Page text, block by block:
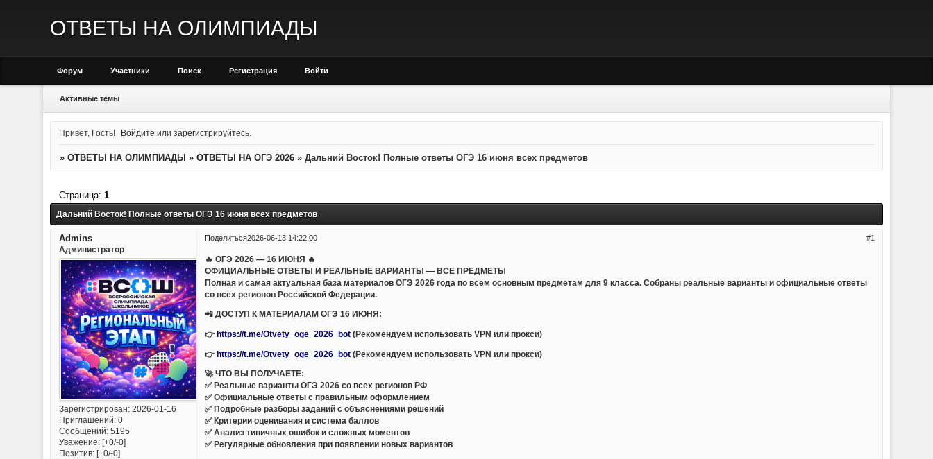
ОТВЕТЫ НА ОЛИМПИАДЫ
Форум Участники Поиск Регистрация Войти
Активные темы
Привет, Гость! Войдите илизарегистрируйтесь
» ОТВЕТЫ НА ОЛИМПИАДЫ » ОТВЕТЫ НА ОГЭ 2026 » Дальний Восток! Полные ответы ОГЭ 16 июня всех предметов
Дальний Восток! Полные ответы ОГЭ 16 июня всех предметов
Страница: 1
Поделиться 1
2026-06-13 14:22:00
Admins
Администратор
Зарегистрирован: 2026-01-16
Приглашений:0
Сообщений:5195
Уважение: [+0/-0]
Позитив: [+0/-0]
🔥 ОГЭ 2026 — 16 ИЮНЯ 🔥
ОФИЦИАЛЬНЫЕ ОТВЕТЫ И РЕАЛЬНЫЕ ВАРИАНТЫ — ВСЕ ПРЕДМЕТЫ
Полная и самая актуальная база материалов ОГЭ 2026 года по всем основным предметам для 9 класса. Собраны реальные варианты и официальные ответы
со всех регионов Российской Федерации.
📲 ДОСТУП К МАТЕРИАЛАМ ОГЭ 16 ИЮНЯ:
👉 https://t.me/Otvety_oge_2026_bot (Рекомендуем использовать VPN или прокси)
👉https://t.me/Otvety_oge_2026_bot (Рекомендуем использовать VPN или прокси)
🚀 ЧТО ВЫ ПОЛУЧАЕТЕ:
✅ Реальные варианты ОГЭ 2026 со всех регионов РФ
✅ Официальные ответы с правильным оформлением
✅ Подробные разборы заданий с объяснениями решений
✅ Критерии оценивания и система баллов
✅ Анализ типичных ошибок и сложных моментов
✅ Регулярные обновления при появлении новых вариантов